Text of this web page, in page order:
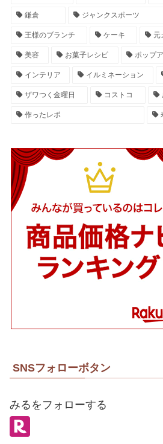
鎌倉 ジャンクスポーツ
王様のブランチ ケーキ 元
美容 お菓子レシピ ポップ
インテリア イルミネーション
ザワつく金曜日 コストコ
作ったレポ
SNSフォローボタン
みるをフォローする